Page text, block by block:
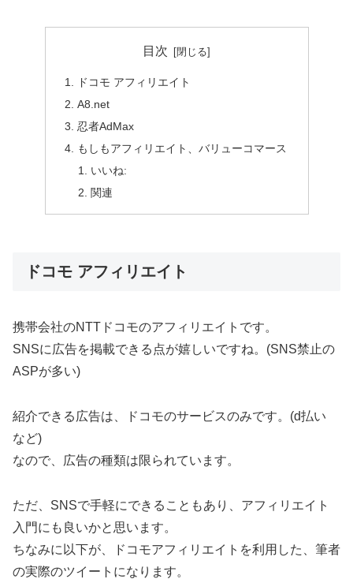
目次
ドコモ アフィリエイト
A8.net
忍者AdMax
もしもアフィリエイト、バリューコマース
いいね:
関連
ドコモ アフィリエイト
携帯会社のNTTドコモのアフィリエイトです。
SNSに広告を掲載できる点が嬉しいですね。(SNS禁止の
ASPが多い)
紹介できる広告は、ドコモのサービスのみです。(d払い
など)
なので、広告の種類は限られています。
ただ、SNSで手軽にできることもあり、アフィリエイト
入門にも良いかと思います。
ちなみに以下が、ドコモアフィリエイトを利用した、筆者
の実際のツイートになります。